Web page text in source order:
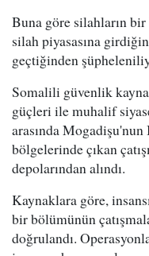
Buna göre silahların
silah piyasasına
geçtiğinden
Somalili güvenlik
güçleri ile muhalif
arasında
bölgelerinde çıkan
depolarından alındı.
Kaynaklara göre,
bir bölümünün
doğrulandı.